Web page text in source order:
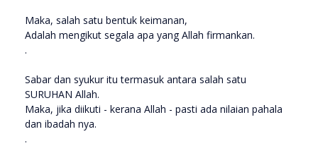
Maka, salah satu bentuk keimanan,
Adalah mengikut segala apa yang Allah firmankan.
.
Sabar dan syukur itu termasuk antara salah satu
SURUHAN Allah.
Maka, jika diikuti - kerana Allah - pasti ada nilaian pahala
dan ibadah nya.
.